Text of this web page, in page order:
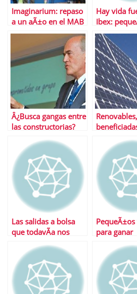
Imaginarium: repaso
a un aÃ±o en el MAB
Hay vida
Ibex:
valores
Â¿Busca gangas entre
las constructorias?
como se
Las salidas a bolsa
que todavÃ­a nos
para ganar